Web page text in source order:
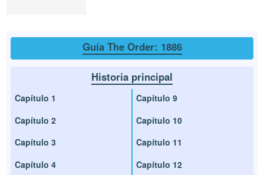
Guía The Order: 1886
Historia principal
Capítulo 1
Capítulo 2
Capítulo 3
Capítulo 4
Capítulo 9
Capítulo 10
Capítulo 11
Capítulo 12